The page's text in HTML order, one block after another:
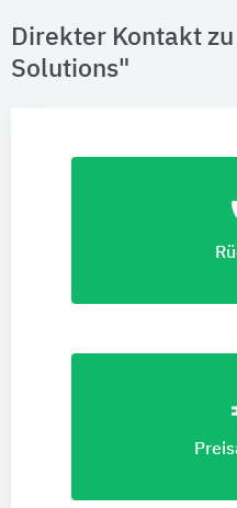
Direkter Kontakt
Solutions"